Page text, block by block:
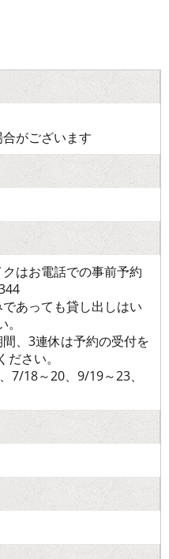
がございます
はお電話での事前予約
あっても貸し出しはい
、3連休は予約の受付を
さい。
7/18～20、9/19～23、